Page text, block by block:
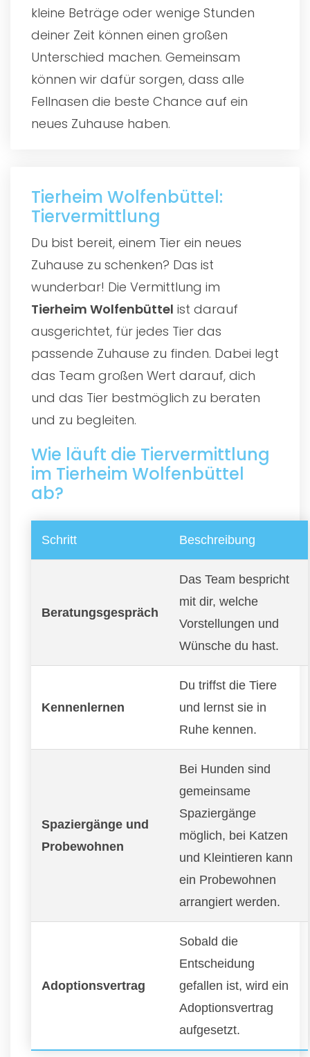
kleine Beträge oder wenige Stunden
deiner Zeit können einen großen
Unterschied machen. Gemeinsam
können wir dafür sorgen, dass alle
Fellnasen die beste Chance auf ein
neues Zuhause haben.
Tierheim Wolfenbüttel:
Tiervermittlung
Du bist bereit, einem Tier ein neues
Zuhause zu schenken? Das ist
wunderbar! Die Vermittlung im
Tierheim Wolfenbüttel ist darauf
ausgerichtet, für jedes Tier das
passende Zuhause zu finden. Dabei legt
das Team großen Wert darauf, dich
und das Tier bestmöglich zu beraten
und zu begleiten.
Wie läuft die Tiervermittlung
im Tierheim Wolfenbüttel
ab?
Schritt Beschreibung
Beratungsgespräch
Das Team bespricht
mit dir, welche
Vorstellungen und
Wünsche du hast.
Kennenlernen
Du triffst die Tiere
und lernst sie in
Ruhe kennen.
Spaziergänge und
Probewohnen
Bei Hunden sind
gemeinsame
Spaziergänge
möglich, bei Katzen
und Kleintieren kann
ein Probewohnen
arrangiert werden.
Adoptionsvertrag
Sobald die
Entscheidung
gefallen ist, wird ein
Adoptionsvertrag
aufgesetzt.